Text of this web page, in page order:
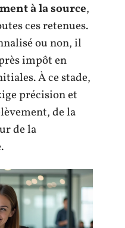
à la source,
ces retenues.
ou non, il
impôt en
À ce stade,
précision et
de la
de la